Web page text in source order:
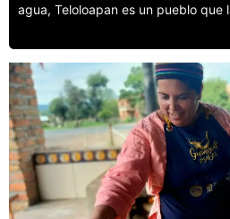
agua, Teloloapan es un pueblo que